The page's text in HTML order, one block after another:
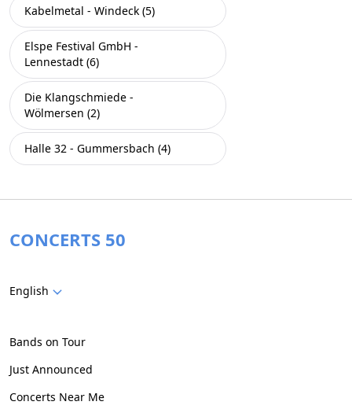
Kabelmetal - Windeck (5)
Elspe Festival GmbH -
Lennestadt (6)
Die Klangschmiede -
Wölmersen (2)
Halle 32 - Gummersbach (4)
CONCERTS 50
English
Bands on Tour
Just Announced
Concerts Near Me